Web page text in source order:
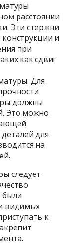
расстоянии
Эти стержни
и
при
как сдвиг
Для
должны
Это можно
для
на
следует
были
видимых
к